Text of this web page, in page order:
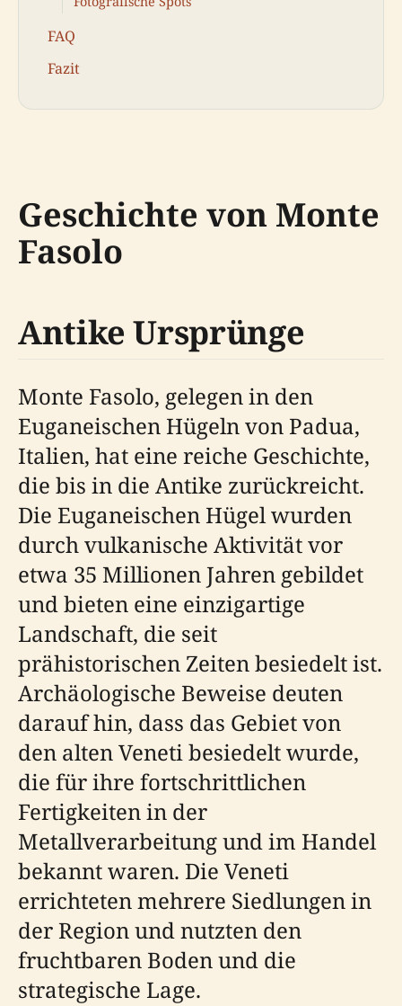
FAQ
Fazit
Geschichte von Monte
Fasolo
Antike Ursprünge
Monte Fasolo, gelegen in den
Euganeischen Hügeln von Padua,
Italien, hat eine reiche Geschichte,
die bis in die Antike zurückreicht.
Die Euganeischen Hügel wurden
durch vulkanische Aktivität vor
etwa 35 Millionen Jahren gebildet
und bieten eine einzigartige
Landschaft, die seit
prähistorischen Zeiten besiedelt ist.
Archäologische Beweise deuten
darauf hin, dass das Gebiet von
den alten Veneti besiedelt wurde,
die für ihre fortschrittlichen
Fertigkeiten in der
Metallverarbeitung und im Handel
bekannt waren. Die Veneti
errichteten mehrere Siedlungen in
der Region und nutzten den
fruchtbaren Boden und die
strategische Lage.